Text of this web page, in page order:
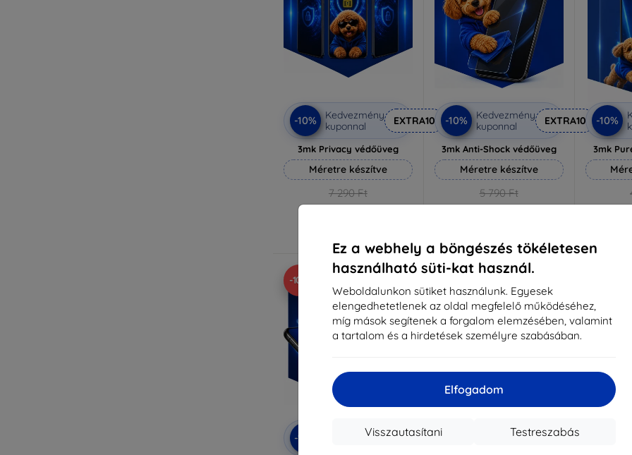
Ez a webhely a böngészés tökéletesen
használható süti-kat használ.
Weboldalunkon sütiket használunk. Egyesek
elengedhetetlenek az oldal megfelelő működéséhez,
míg mások segítenek a forgalom elemzésében, valamint
a tartalom és a hirdetések személyre szabásában.
Elfogadom
Testreszabás
Visszautasítani
-10%
Kedvezmény
kuponnal
EXTRA10
3mk Privacy védőüveg
Méretre készítve
7 290 Ft
6 561 Ft
-10%
Kedvezmény
kuponnal
EXTRA10
3mk Anti-Shock védőüveg
Méretre készítve
5 790 Ft
5 211 Ft
-10%
3mk
-10%
-10%
Kedvezmény
EXTRA10